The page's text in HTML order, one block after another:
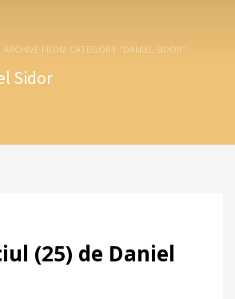
ARCHIVE FROM CATEGORY "DANIEL SIDOR"
Sidor
(25) de Daniel